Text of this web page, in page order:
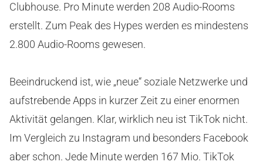
Clubhouse. Pro Minute werden 208 Audio-Rooms
erstellt. Zum Peak des Hypes werden es mindestens
2.800 Audio-Rooms gewesen.
Beeindruckend ist, wie „neue“ soziale Netzwerke und
aufstrebende Apps in kurzer Zeit zu einer enormen
Aktivität gelangen. Klar, wirklich neu ist TikTok nicht.
Im Vergleich zu Instagram und besonders Facebook
aber schon. Jede Minute werden 167 Mio. TikTok